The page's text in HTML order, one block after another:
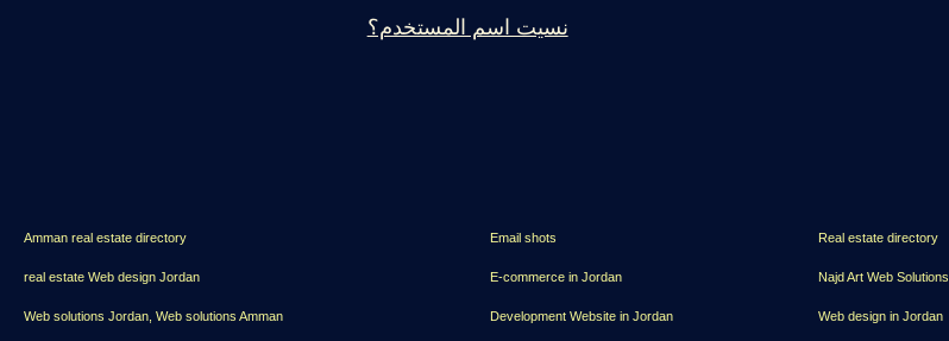
نسيت اسم المستخدم؟
Real estate directory
Najd Art Web Solutions
Web design in Jordan
Email shots
E-commerce in Jordan
Development Website in Jordan
Amman real estate directory
real estate Web design Jordan
Web solutions Jordan, Web solutions Amman